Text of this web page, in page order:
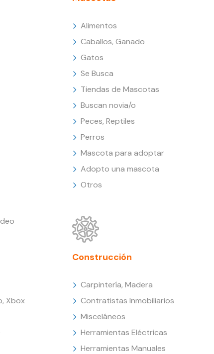
Xbox
Alimentos
Caballos, Ganado
Gatos
Se Busca
Tiendas de Mascotas
Buscan novia/o
Peces, Reptiles
Perros
Mascota para adoptar
Adopto una mascota
Otros
Construcción
Carpintería, Madera
Contratistas Inmobiliarios
Misceláneos
Herramientas Eléctricas
Herramientas Manuales